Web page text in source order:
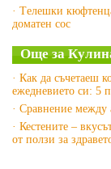
· Tелешки
доматен сос
Още за
· Как да съчетаеш
ежедневието си: 5
· Сравнение между
· Кестените –
от ползи за